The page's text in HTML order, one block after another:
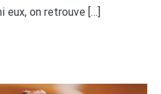
eux, on retrouve […]